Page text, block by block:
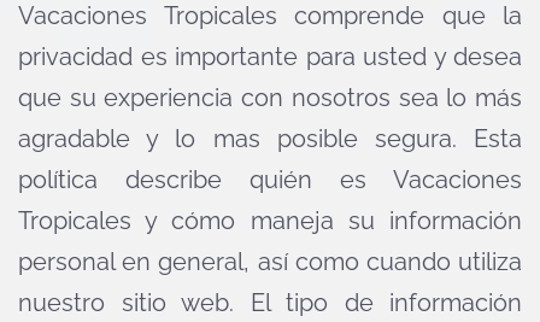
Vacaciones Tropicales comprende que la
privacidad es importante para usted y desea
que su experiencia con nosotros sea lo más
agradable y lo mas posible segura. Esta
política describe quién es Vacaciones
Tropicales y cómo maneja su información
personal en general, así como cuando utiliza
nuestro sitio web. El tipo de información